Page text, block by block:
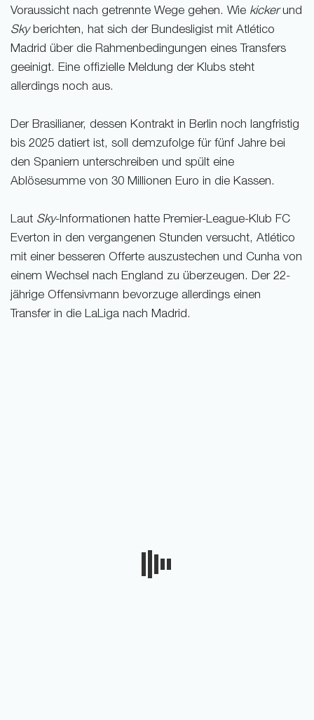
Voraussicht nach getrennte Wege gehen. Wie kickerund
Skyberichten, hat sich der Bundesligist mit Atlético
Madrid über die Rahmenbedingungen eines Transfers
geeinigt. Eine offizielle Meldung der Klubs steht
allerdings noch aus.
Der Brasilianer, dessen Kontrakt in Berlin noch langfristig
bis 2025 datiert ist, soll demzufolge für fünf Jahre bei
den Spaniern unterschreiben und spült eine
Ablösesumme von 30 Millionen Euro in die Kassen.
Laut Sky-Informationen hatte Premier-League-Klub FC
Everton in den vergangenen Stunden versucht, Atlético
mit einer besseren Offerte auszustechen und Cunha von
einem Wechsel nach England zu überzeugen. Der 22-
jährige Offensivmann bevorzuge allerdings einen
Transfer in die LaLiga nach Madrid.